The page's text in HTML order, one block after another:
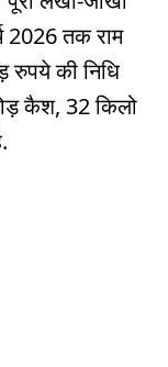
2026 तक राम
की निधि
कैश, 32 किलो